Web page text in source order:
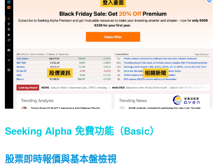
Seeking Alpha 免費功能（Basic）
股票即時報價與基本盤檢視